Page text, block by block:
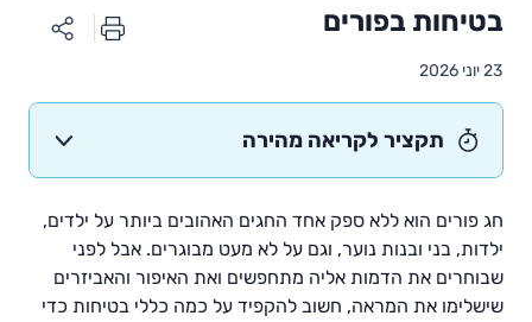
בטיחות בפורים
23 יוני 2026
תקציר לקריאה מהירה
חג פורים הוא ללא ספק אחד החגים האהובים ביותר על ילדים,
ילדות, בני ובנות נוער, וגם על לא מעט מבוגרים. אבל לפני
שבוחרים את הדמות אליה מתחפשים ואת האיפור והאביזרים
שישלימו את המראה, חשוב להקפיד על כמה כללי בטיחות כדי